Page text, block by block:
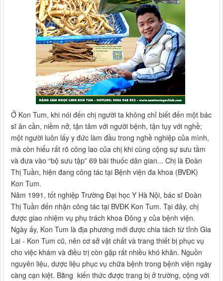
Ở Kon Tum, khi nói đến chị người ta không chỉ biết đến một bác
sĩ ân cần, niềm nở, tận tâm với người bệnh, tận tụy với nghề;
một người luôn lấy y đức làm đầu trong nghề nghiệp của mình,
mà còn hiểu rất rõ công lao của chị khi cùng cộng sự sưu tầm
và đưa vào “bộ sưu tập” 69 bài thuốc dân gian... Chị là Đoàn
Thị Tuần, hiện đang công tác tại Bệnh viện đa khoa (BVĐK)
Kon Tum.
Năm 1991, tốt nghiệp Trường Đại học Y Hà Nội, bác sĩ Đoàn
Thị Tuần đến nhận công tác tại BVĐK Kon Tum. Tại đây, chị
được giao nhiệm vụ phụ trách khoa Đông y của bệnh viện.
Ngày ấy, Kon Tum là địa phương mới được chia tách từ tỉnh Gia
Lai - Kon Tum cũ, nên cơ sở vật chất và trang thiết bị phục vụ
cho việc khám và điều trị còn gặp rất nhiều khó khăn. Nguồn
nguyên liệu, dược liệu phục vụ chữa bệnh trong bệnh viện ngày
càng cạn kiệt. Bằng kiến thức được trang bị ở trường, cộng với